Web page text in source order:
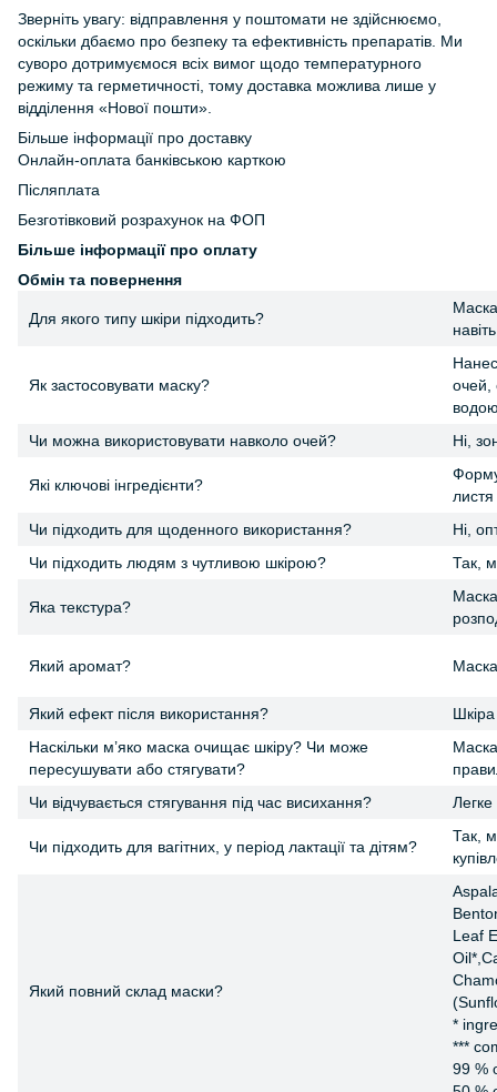
Зверніть увагу: відправлення у поштомати не здійснюємо,
оскільки дбаємо про безпеку та ефективність препаратів. Ми
суворо дотримуємося всіх вимог щодо температурного
режиму та герметичності, тому доставка можлива лише у
відділення «Нової пошти».
Більше інформації про доставку
Онлайн-оплата банківською карткою
Післяплата
Безготівковий розрахунок на ФОП
Більше інформації про оплату
Обмін та повернення
Для якого типу шкіри підходить?
Як застосовувати маску?
очей,
Чи можна використовувати навколо очей?
Ні,
Які ключові інгредієнти?
Чи підходить для щоденного використання?
Ні,
Чи підходить людям з чутливою шкірою?
Так,
Яка текстура?
Який аромат?
Який ефект після використання?
Наскільки м’яко маска очищає шкіру? Чи може
пересушувати або стягувати?
Чи відчувається стягування під час висихання?
Чи підходить для вагітних, у період лактації та дітям?
Так,
Який повний склад маски?
Leaf
*
***
99 %